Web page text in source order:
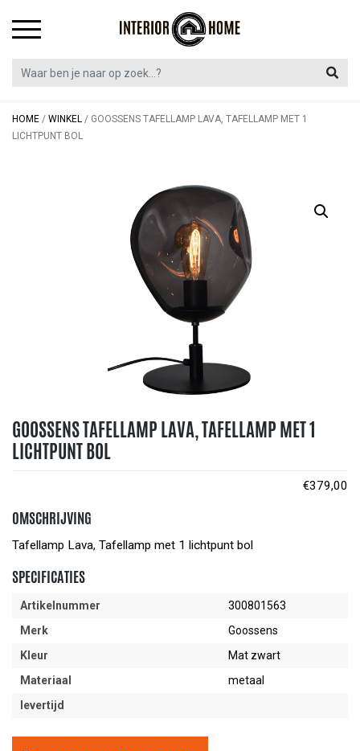
HOME / WINKEL / GOOSSENS TAFELLAMP LAVA, TAFELLAMP MET 1
LICHTPUNT BOL
GOOSSENS TAFELLAMP LAVA, TAFELLAMP MET 1
LICHTPUNT BOL
€379,00
OMSCHRIJVING
Tafellamp Lava, Tafellamp met 1 lichtpunt bol
SPECIFICATIES
Artikelnummer
300801563
Merk
Goossens
Kleur
Mat zwart
Materiaal
metaal
levertijd